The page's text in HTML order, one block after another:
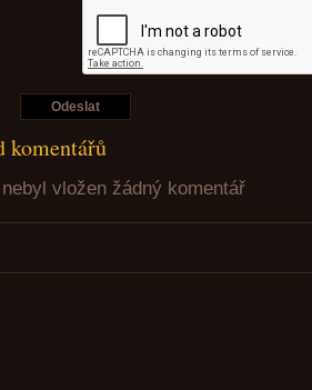
komentářů
vložen žádný komentář